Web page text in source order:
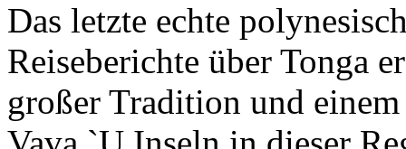
Das letzte echte
Reiseberichte über Tonga
großer Tradition und